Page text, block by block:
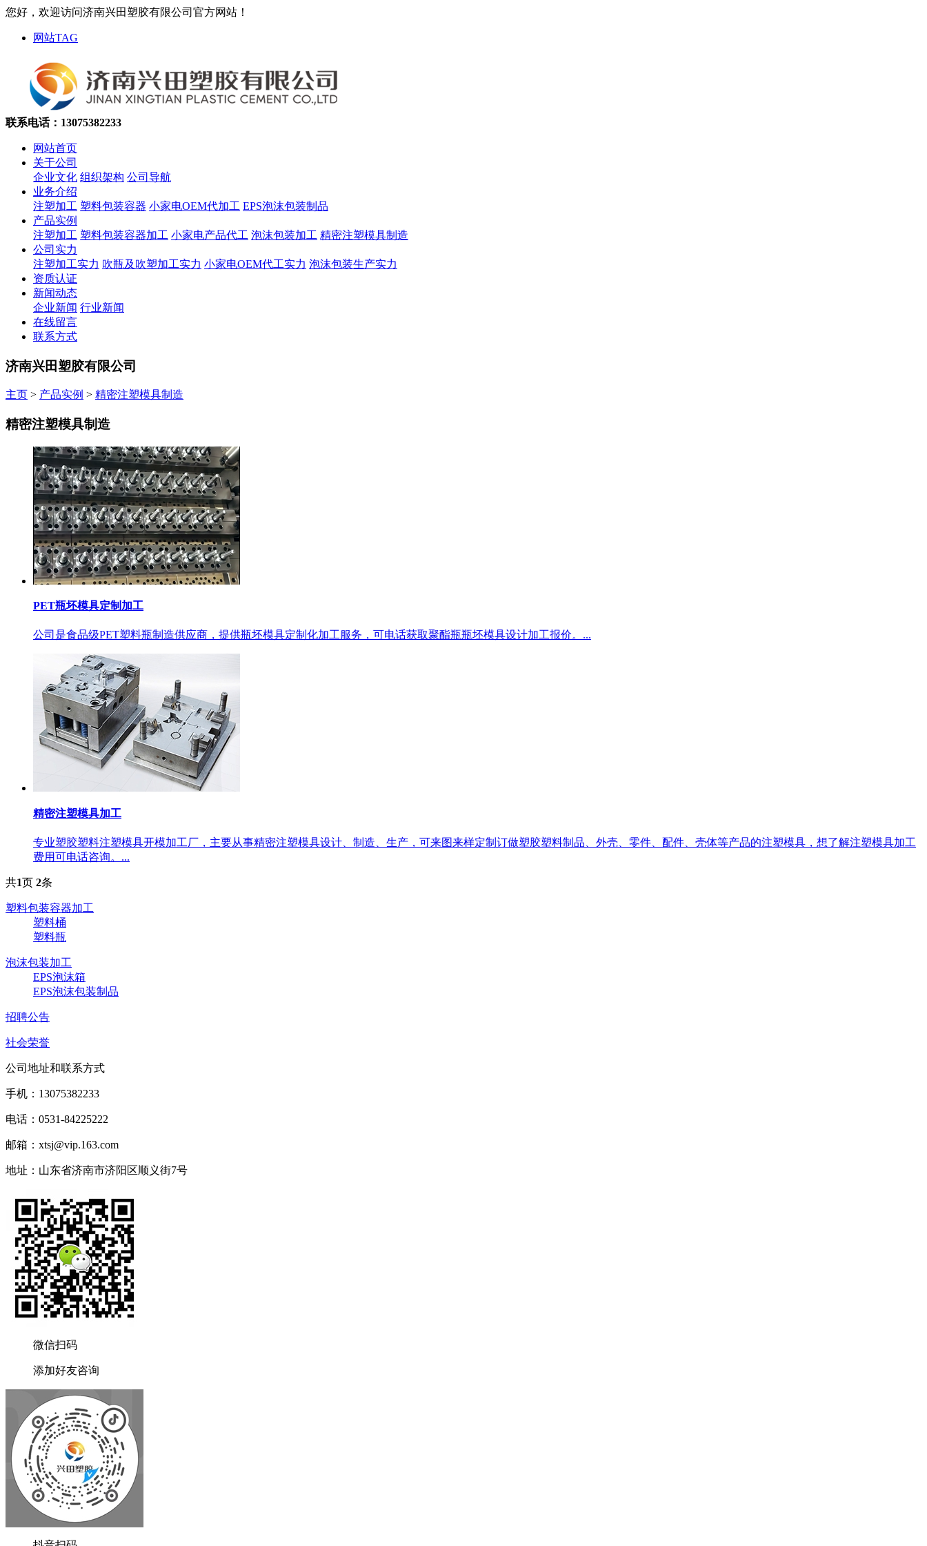
您好，欢迎访问济南兴田塑胶有限公司官方网站！
网站TAG
联系电话：13075382233
网站首页
关于公司
企业文化 组织架构 公司导航
业务介绍
注塑加工 塑料包装容器 小家电OEM代加工 EPS泡沫包装制品
产品实例
注塑加工 塑料包装容器加工 小家电产品代工 泡沫包装加工 精密注塑模具制造
公司实力
注塑加工实力 吹瓶及吹塑加工实力 小家电OEM代工实力 泡沫包装生产实力
资质认证
新闻动态
企业新闻 行业新闻
在线留言
联系方式
济南兴田塑胶有限公司
主页 > 产品实例 > 精密注塑模具制造
精密注塑模具制造
PET瓶坯模具定制加工
公司是食品级PET塑料瓶制造供应商，提供瓶坯模具定制化加工服务，可电话获取聚酯瓶瓶坯模具设计加工报价。...
精密注塑模具加工
专业塑胶塑料注塑模具开模加工厂，主要从事精密注塑模具设计、制造、生产，可来图来样定制订做塑胶塑料制品、外壳、零件、配件、壳体等产品的注塑模具，想了解注塑模具加工
费用可电话咨询。...
共1页 2条
塑料包装容器加工
塑料桶
塑料瓶
泡沫包装加工
EPS泡沫箱
EPS泡沫包装制品
招聘公告
社会荣誉
公司地址和联系方式
手机：13075382233
电话：0531-84225222
邮箱：xtsj@vip.163.com‬
地址：山东省济南市济阳区顺义街7号
微信扫码
添加好友咨询